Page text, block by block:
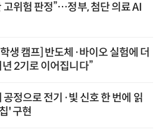
고위험 판정”…정부, 첨단 의료 AI
생 캠프] 반도체·바이오 실험에 더
2기로 이어집니다”
공정으로 전기·빛 신호 한 번에 읽
' 구현